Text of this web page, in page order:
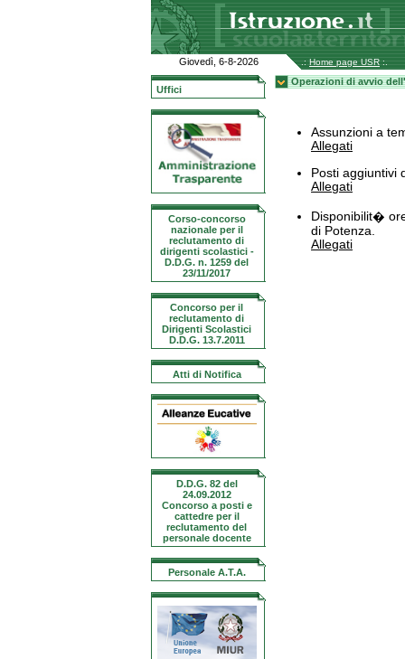
Giovedì, 6-8-2026 .: Home page USR :.
Uffici
Corso-concorso
nazionale per il
reclutamento di
dirigenti scolastici -
D.D.G. n. 1259 del
23/11/2017
Concorso per il
reclutamento di
Dirigenti Scolastici
D.D.G. 13.7.2011
Atti di Notifica
D.D.G. 82 del
24.09.2012
Concorso a posti e
cattedre per il
reclutamento del
personale docente
Personale A.T.A.
Operazioni di avvio
Assunzioni a
Allegati
Posti aggiuntivi
Allegati
Disponibilit�
di Potenza.
Allegati